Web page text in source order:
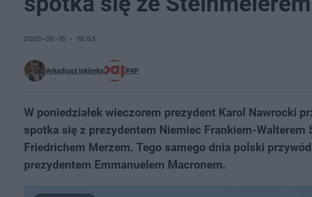
Arkadiusz Iskierka PAP
2025-09-15 19:53
W poniedziałek wieczorem prezydent Karol Nawrocki
spotka się z prezydentem Niemiec Frankiem-Walterem
Friedrichem Merzem. Tego samego dnia polski
prezydentem Emmanuelem Macronem.